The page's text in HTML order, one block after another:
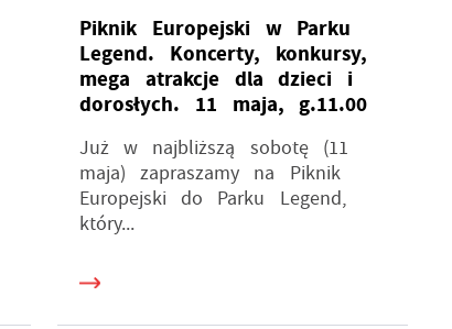
Piknik Europejski w Parku
Legend. Koncerty, konkursy,
mega atrakcje dla dzieci i
dorosłych. 11 maja, g.11.00
Już w najbliższą sobotę (11
maja) zapraszamy na Piknik
Europejski do Parku Legend,
który...